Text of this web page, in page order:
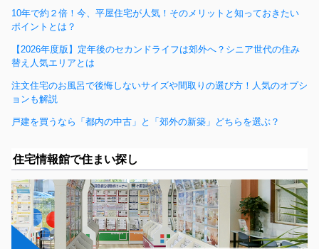
10年で約２倍！今、平屋住宅が人気！そのメリットと知っておきたい
ポイントとは？
【2026年度版】定年後のセカンドライフは郊外へ？シニア世代の住み
替え人気エリアとは
注文住宅のお風呂で後悔しないサイズや間取りの選び方！人気のオプシ
ョンも解説
戸建を買うなら「都内の中古」と「郊外の新築」どちらを選ぶ？
住宅情報館で住まい探し